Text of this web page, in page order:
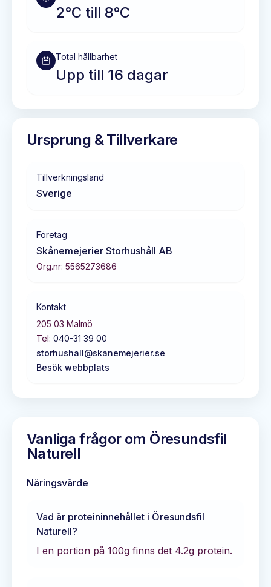
2°C till 8°C
Total hållbarhet
Upp till 16 dagar
Ursprung & Tillverkare
Tillverkningsland
Sverige
Företag
Skånemejerier Storhushåll AB
Org.nr: 5565273686
Kontakt
205 03 Malmö
Tel: 040-31 39 00
storhushall@skanemejerier.se
Besök webbplats
Vanliga frågor om Öresundsfil
Naturell
Näringsvärde
Vad är proteininnehållet i Öresundsfil
Naturell?
I en portion på 100g finns det 4.2g protein.